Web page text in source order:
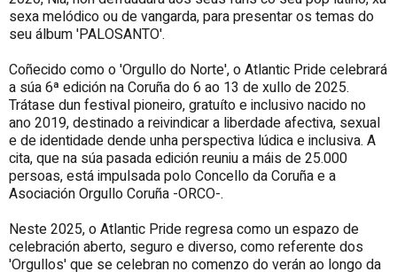
sexa melódico ou de vangarda, para presentar os temas do
seu álbum 'PALOSANTO'.
Coñecido como o 'Orgullo do Norte', o Atlantic Pride celebrará
a súa 6ª edición na Coruña do 6 ao 13 de xullo de 2025.
Trátase dun festival pioneiro, gratuíto e inclusivo nacido no
ano 2019, destinado a reivindicar a liberdade afectiva, sexual
e de identidade dende unha perspectiva lúdica e inclusiva. A
cita, que na súa pasada edición reuniu a máis de 25.000
persoas, está impulsada polo Concello da Coruña e a
Asociación Orgullo Coruña -ORCO-.
Neste 2025, o Atlantic Pride regresa como un espazo de
celebración aberto, seguro e diverso, como referente dos
'Orgullos' que se celebran no comenzo do verán ao longo da